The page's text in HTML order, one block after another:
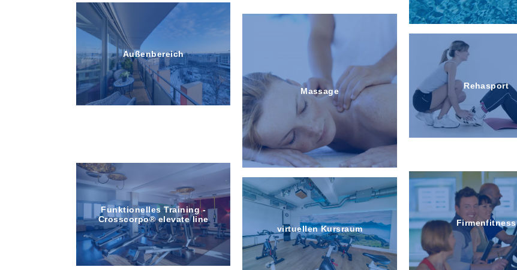
Außenbereich
Funktion­elles Training -
Crosscorpo® elevate line
Massage
virtuellen Kursraum
Rehasport
Firmenfitness